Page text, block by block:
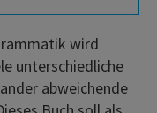
wird
unterschiedliche
abweichende